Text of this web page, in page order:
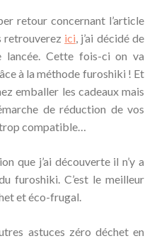
retour concernant l’article
retrouverez ici, j’ai décidé de
lancée. Cette fois-ci on va
à la méthode furoshiki ! Et
emballer les cadeaux mais
de réduction de vos
trop compatible…
que j’ai découverte il n’y a
furoshiki. C’est le meilleur
et éco-frugal.
astuces zéro déchet en